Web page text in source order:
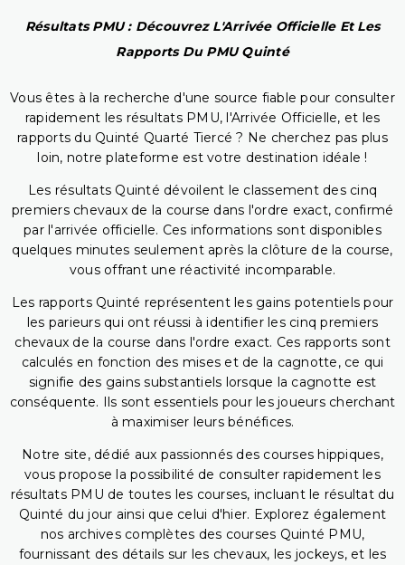
Résultats PMU : Découvrez L'Arrivée Officielle Et Les
Rapports Du PMU Quinté
Vous êtes à la recherche d'une source fiable pour consulter
rapidement les résultats PMU, l'Arrivée Officielle, et les
rapports du Quinté Quarté Tiercé ? Ne cherchez pas plus
loin, notre plateforme est votre destination idéale !
Les résultats Quinté dévoilent le classement des cinq
premiers chevaux de la course dans l'ordre exact, confirmé
par l'arrivée officielle. Ces informations sont disponibles
quelques minutes seulement après la clôture de la course,
vous offrant une réactivité incomparable.
Les rapports Quinté représentent les gains potentiels pour
les parieurs qui ont réussi à identifier les cinq premiers
chevaux de la course dans l'ordre exact. Ces rapports sont
calculés en fonction des mises et de la cagnotte, ce qui
signifie des gains substantiels lorsque la cagnotte est
conséquente. Ils sont essentiels pour les joueurs cherchant
à maximiser leurs bénéfices.
Notre site, dédié aux passionnés des courses hippiques,
vous propose la possibilité de consulter rapidement les
résultats PMU de toutes les courses, incluant le résultat du
Quinté du jour ainsi que celui d'hier. Explorez également
nos archives complètes des courses Quinté PMU,
fournissant des détails sur les chevaux, les jockeys, et les